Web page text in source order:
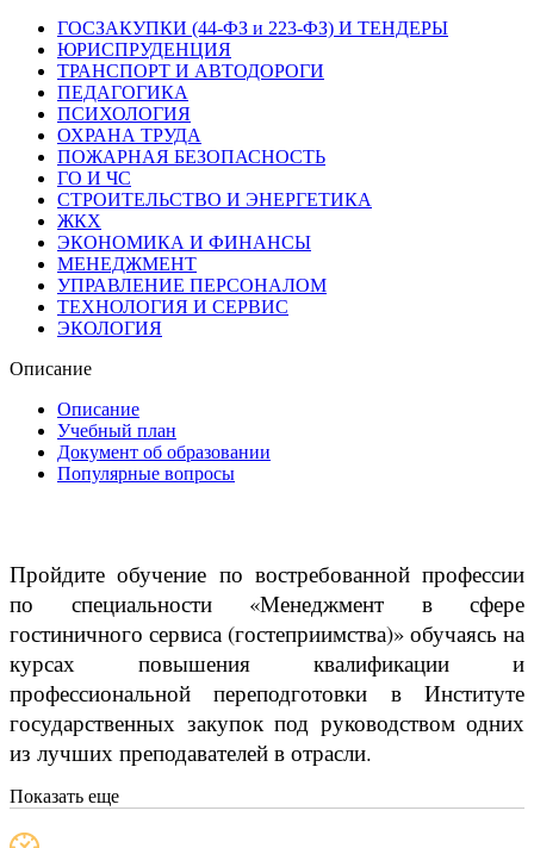
ГОСЗАКУПКИ (44-ФЗ и 223-ФЗ) И ТЕНДЕРЫ
ЮРИСПРУДЕНЦИЯ
ТРАНСПОРТ И АВТОДОРОГИ
ПЕДАГОГИКА
ПСИХОЛОГИЯ
ОХРАНА ТРУДА
ПОЖАРНАЯ БЕЗОПАСНОСТЬ
ГО И ЧС
СТРОИТЕЛЬСТВО И ЭНЕРГЕТИКА
ЖКХ
ЭКОНОМИКА И ФИНАНСЫ
МЕНЕДЖМЕНТ
УПРАВЛЕНИЕ ПЕРСОНАЛОМ
ТЕХНОЛОГИЯ И СЕРВИС
ЭКОЛОГИЯ
Описание
Описание
Учебный план
Документ об образовании
Популярные вопросы
Пройдите обучение по востребованной профессии
по специальности «Менеджмент в сфере
гостиничного сервиса (гостеприимства)» обучаясь на
курсах повышения квалификации и
профессиональной переподготовки в Институте
государственных закупок под руководством одних
из лучших преподавателей в отрасли.
Показать еще